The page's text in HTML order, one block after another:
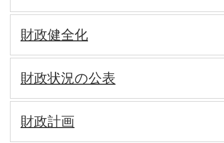
財政健全化
財政状況の公表
財政計画